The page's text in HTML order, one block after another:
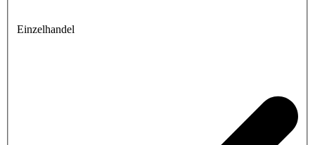
Einzelhandel